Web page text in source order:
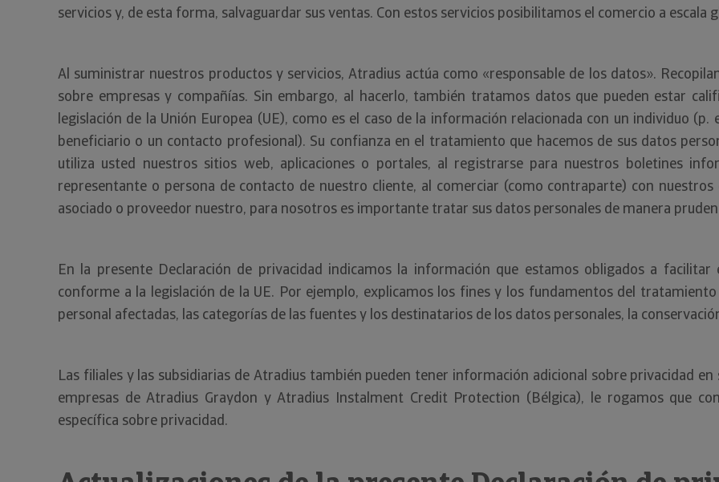
servicios y, de esta forma, salvaguardar sus ventas. Con estos servicios posibilitamos el comercio a escala
Al suministrar nuestros productos y servicios, Atradius actúa como «responsable de los datos».
sobre empresas y compañías. Sin embargo, al hacerlo, también tratamos datos que pueden estar
legislación de la Unión Europea (UE), como es el caso de la información relacionada con un individuo
beneficiario o un contacto profesional). Su confianza en el tratamiento que hacemos de sus datos
utiliza usted nuestros sitios web, aplicaciones o portales, al registrarse para nuestros boletines
representante o persona de contacto de nuestro cliente, al comerciar (como contraparte) con
asociado o proveedor nuestro, para nosotros es importante tratar sus datos personales de manera
En la presente Declaración de privacidad indicamos la información que estamos obligados a
conforme a la legislación de la UE. Por ejemplo, explicamos los fines y los fundamentos del
personal afectadas, las categorías de las fuentes y los destinatarios de los datos personales, la
Las filiales y las subsidiarias de Atradius también pueden tener información adicional sobre privacidad
empresas de Atradius Graydon y Atradius Instalment Credit Protection (Bélgica), le rogamos que
específica sobre privacidad.